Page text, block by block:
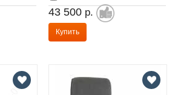
43 500 р.
Купить